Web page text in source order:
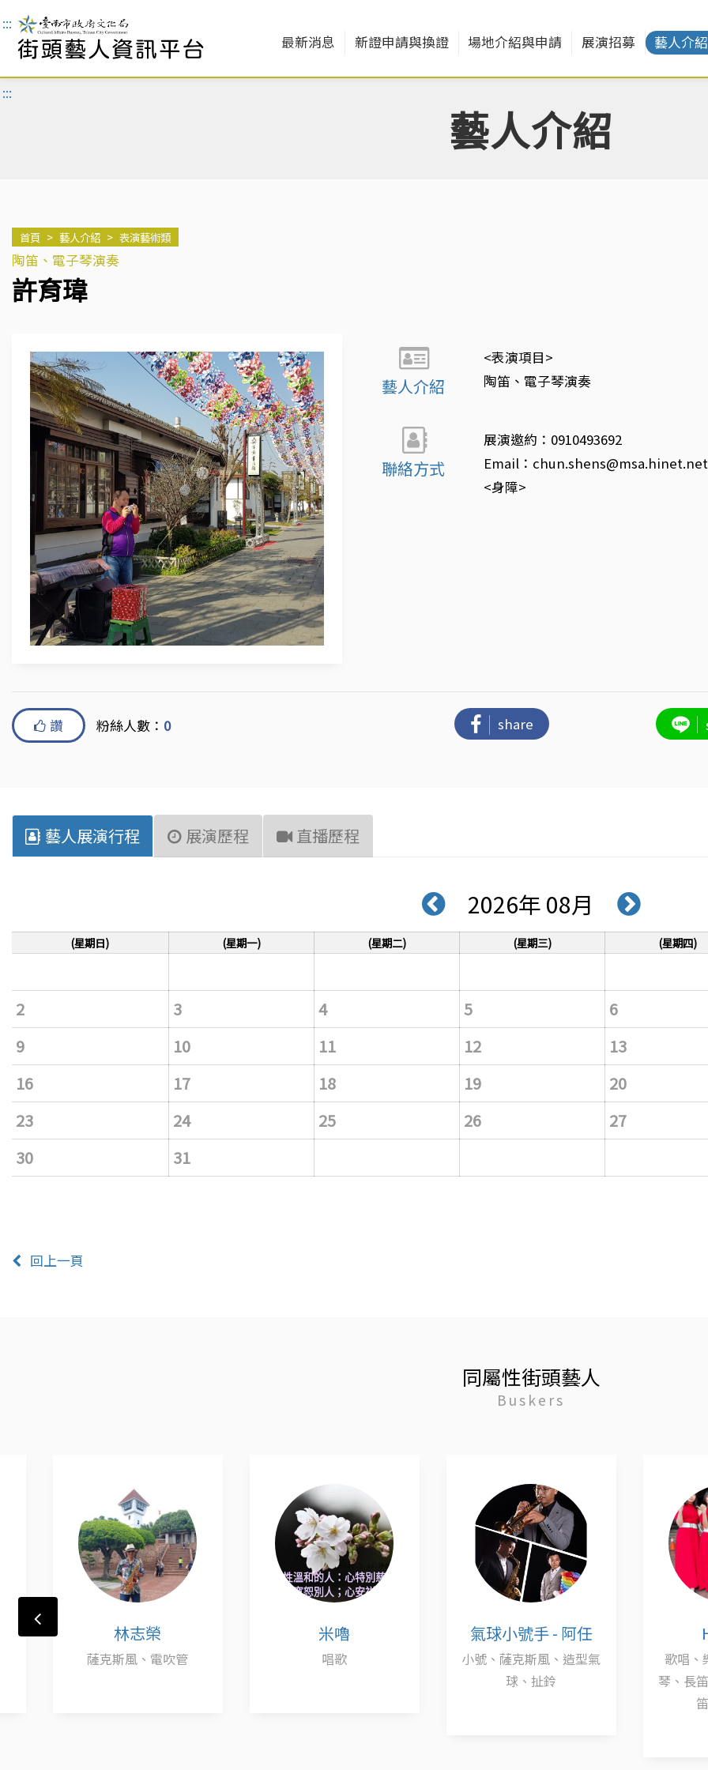
:::
最新消息
新證申請與換證 場地介紹與申請 展演招募 藝人介紹
:::
藝人介紹
首頁 > 藝人介紹 > 表演藝術類
陶笛、電子琴演奏
許育瑋
藝人介紹
<表演項目>
陶笛、電子琴演奏
聯絡方式
展演邀約：0910493692
Email：chun.shens@msa.hinet.net
<身障>
讚 粉絲人數： 0 share
藝人展演行程 展演歷程 直播歷程
2026年 08月
(星期日) (星期一) (星期二) (星期三) (星期四)
2 3 4 5
6
9
10 11 12
13
16
17 18 19
20
23
24 25 26
27
30
31
回上一頁
同屬性街頭藝人
Buskers
志榮 氣球小號手 - 阿任
小號、薩克斯風、造型氣
H2樂團
歌唱、樂器演奏、電子
琴、長笛、小提琴，中國